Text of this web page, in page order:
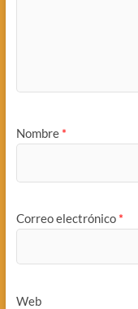
Nombre *
Correo electrónico *
Web